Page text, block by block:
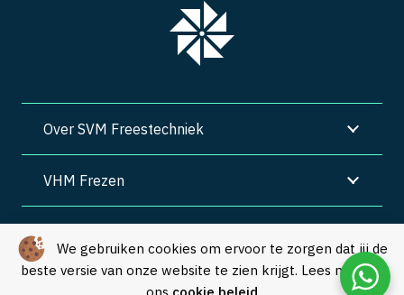
We gebruiken cookies om ervoor te zorgen dat jij de
beste versie van onze website te zien krijgt. Lees meer in
Over SVM Freestechniek
VHM Frezen
Algemene voorwaarden | Privacy